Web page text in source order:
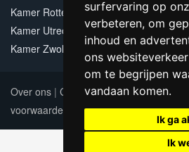
surfervaring op
verbeteren, om
inhoud en
ons
om te begrijpen
vandaan komen.
Ik ga
Ik
Kamer Rotterdam
Kamer Utrecht
Kamer Zwolle
Over ons | Contact|Adverteren|Sitemap
voorwaarden
Update cookies